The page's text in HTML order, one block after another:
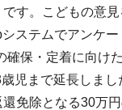
す。こどもの意
ステムでアンケ
保・定着に向け
児まで延長しま
免除となる30万